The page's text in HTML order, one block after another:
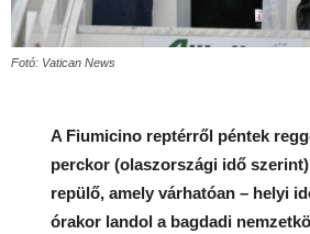
Fotó: Vatican News
A Fiumicino reptérről péntek
perckor (olaszországi idő
repülő, amely várhatóan – helyi
órakor landol a bagdadi